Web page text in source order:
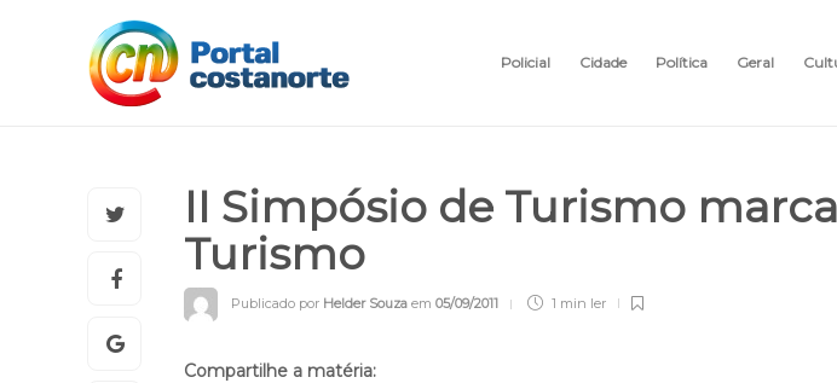
Policial Cidade Política Geral
II Simpósio de Turismo
Turismo
Publicado por Helder Souza em 05/09/2011 1 min ler
Compartilhe a matéria: